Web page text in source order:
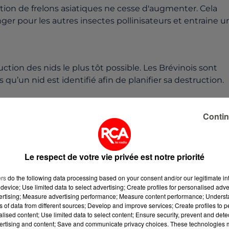
de frelons asiatiques ne cesse d'augmenter. Cela
pour les autres insectes pollinisateurs et entraine
des nids le plus tôt possible. Les Brévinois sont
qu’un nid est identifié afin de planifier sa destruction.
difficiles à détruire et engendre un surcoût
Pins ont décidé d’apporter une aide financière en
de nacelle. Ainsi, seule la somme forfaitaire de 85
soit la hauteur du nid.
une inscription au secrétariat des services
uniquement après le passage d’un technicien de la
communs, guêpes, bourdons ou abeilles et pour
Le respect de votre vie privée est notre priorité
do the following data processing based on your consent and/or our legitimate
Use limited data to select advertising; Create profiles for personalised
Measure advertising performance; Measure content performance;
of data from different sources; Develop and improve services; Create profiles to
content; Use limited data to select content; Ensure security, prevent and
and content; Save and communicate privacy choices. These technologies